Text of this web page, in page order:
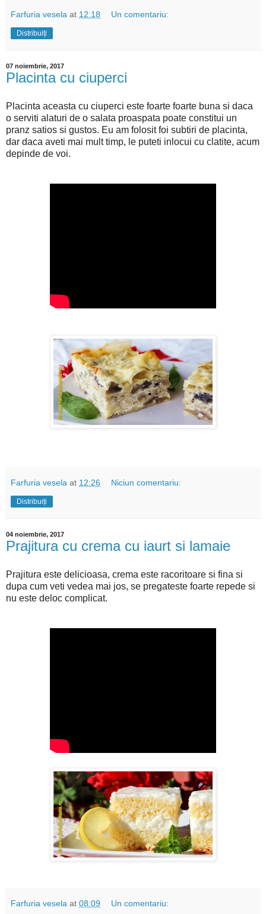
Farfuria vesela at 12:18 Un comentariu:
Distribuiți
07 noiembrie, 2017
Placinta cu ciuperci
Placinta aceasta cu ciuperci este foarte foarte buna si daca
o serviti alaturi de o salata proaspata poate constitui un
pranz satios si gustos. Eu am folosit foi subtiri de placinta,
dar daca aveti mai mult timp, le puteti inlocui cu clatite, acum
depinde de voi.
Farfuria vesela at 12:26 Niciun comentariu:
Distribuiți
04 noiembrie, 2017
Prajitura cu crema cu iaurt si lamaie
Prajitura este delicioasa, crema este racoritoare si fina si
dupa cum veti vedea mai jos, se pregateste foarte repede si
nu este deloc complicat.
Farfuria vesela at 08:09 Un comentariu: